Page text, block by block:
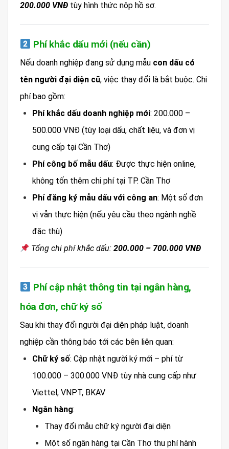
200.000 VNĐ tùy hình thức nộp hồ sơ.
Phí khắc dấu mới (nếu cần)
Nếu doanh nghiệp đang sử dụng mẫu con dấu có
tên người đại diện cũ, việc thay đổi là bắt buộc. Chi
phí bao gồm:
Phí khắc dấu doanh nghiệp mới: 200.000 –
500.000 VNĐ (tùy loại dấu, chất liệu, và đơn vị
cung cấp tại Cần Thơ)
Phí công bố mẫu dấu: Được thực hiện online,
không tốn thêm chi phí tại TP. Cần Thơ
Phí đăng ký mẫu dấu với công an: Một số đơn
vị vẫn thực hiện (nếu yêu cầu theo ngành nghề
đặc thù)
Tổng chi phí khắc dấu:200.000 – 700.000 VNĐ
Phí cập nhật thông tin tại ngân hàng,
hóa đơn, chữ ký số
Sau khi thay đổi người đại diện pháp luật, doanh
nghiệp cần thông báo tới các bên liên quan:
Chữ ký số: Cập nhật người ký mới – phí từ
100.000 – 300.000 VNĐ tùy nhà cung cấp như
Viettel, VNPT, BKAV
Ngân hàng:
Thay đổi mẫu chữ ký người đại diện
Một số ngân hàng tại Cần Thơ thu phí hành